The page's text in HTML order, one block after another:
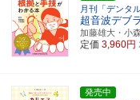
月刊「デンタ
超音波デブ
加藤雄大・小
定価 3,960円
発売中